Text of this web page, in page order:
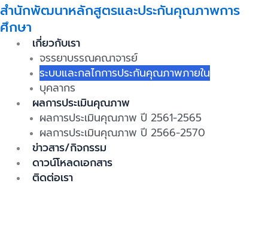
สำนักพัฒนาหลักสูตรและประกันคุณภาพการ
ศึกษา
เกี่ยวกับเรา
จรรยาบรรณคณาจารย์
ระบบและกลไกการประกันคุณภาพภายใน
บุคลากร
ผลการประเมินคุณภาพ
ผลการประเมินคุณภาพ ปี 2561-2565
ผลการประเมินคุณภาพ ปี 2566-2570
ข่าวสาร/กิจกรรม
ดาวน์โหลดเอกสาร
ติดต่อเรา